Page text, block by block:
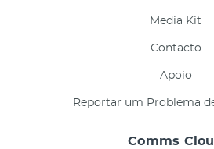
Media Kit
Contacto
Apoio
Reportar um Problema
Comms